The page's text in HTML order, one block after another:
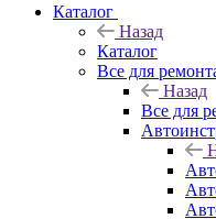
Каталог
Назад
Каталог
Все для
Назад
Все для